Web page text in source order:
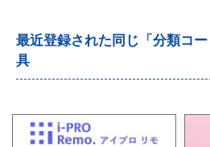
最近登録された同じ「分類コ
具